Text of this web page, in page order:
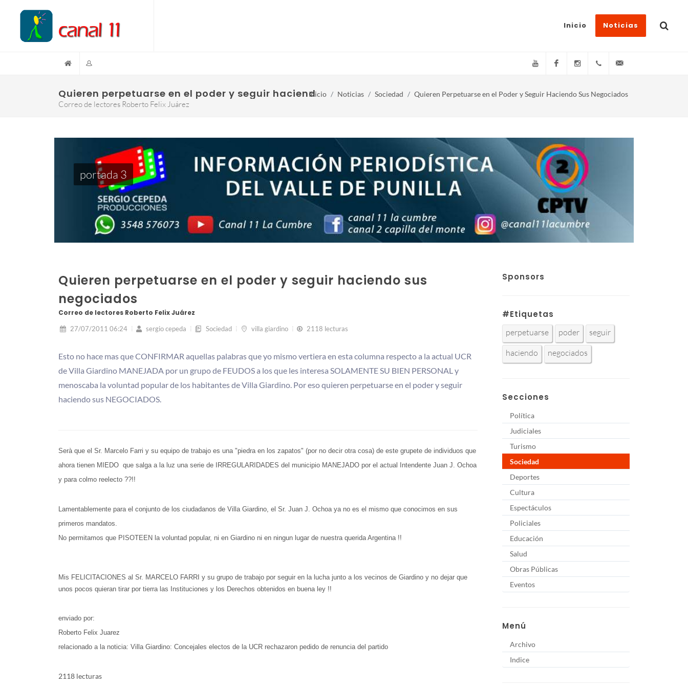
Inicio Noticias
YouTube FacebookInstagram(+54)(9)3548-576073
Quieren perpetuarse en el poder y seguir haciendo sus negociados
Correo de lectores Roberto Felix Juárez
Inicio Noticias Sociedad Quieren Perpetuarse en el Poder y Seguir Haciendo Sus Negociados
portada 3
Quieren perpetuarse en el poder y seguir haciendo sus
negociados
Correo de lectores Roberto Felix Juárez
27/07/2011 06:24 sergio cepeda Sociedad villa giardino 2118 lecturas
Esto no hace mas que CONFIRMAR aquellas palabras que yo mismo vertiera en esta columna respecto a la actual UCR
de Villa Giardino MANEJADA por un grupo de FEUDOS a los que les interesa SOLAMENTE SU BIEN PERSONAL y
menoscaba la voluntad popular de los habitantes de Villa Giardino. Por eso quieren perpetuarse en el poder y seguir
haciendo sus NEGOCIADOS.
Serà que el Sr. Marcelo Farri y su equipo de trabajo es una "piedra en los zapatos" (por no decir otra cosa) de este grupete de individuos que
ahora tienen MIEDO que salga a la luz una serie de IRREGULARIDADES del municipio MANEJADO por el actual Intendente Juan J. Ochoa
y para colmo reelecto ??!!
Lamentablemente para el conjunto de los ciudadanos de Villa Giardino, el Sr. Juan J. Ochoa ya no es el mismo que conocimos en sus
primeros mandatos.
No permitamos que PISOTEEN la voluntad popular, ni en Giardino ni en ningun lugar de nuestra querida Argentina !!
Mis FELICITACIONES al Sr. MARCELO FARRI y su grupo de trabajo por seguir en la lucha junto a los vecinos de Giardino y no dejar que
unos pocos quieran tirar por tierra las Instituciones y los Derechos obtenidos en buena ley !!
enviado por:
Roberto Felix Juarez
relacionado a la noticia: Villa Giardino: Concejales electos de la UCR rechazaron pedido de renuncia del partido
2118 lecturas
Sponsors
#Etiquetas
perpetuarse poder
seguir
haciendo
negociados
Secciones
Política
Judiciales
Turismo
Sociedad
Deportes
Cultura
Espectáculos
Policiales
Educación
Salud
Obras Públicas
Eventos
Menú
Archivo
Indice